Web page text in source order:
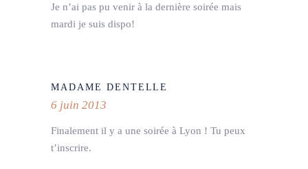
Je n’ai pas pu venir à la dernière soirée mais
mardi je suis dispo!
MADAME DENTELLE
6 juin 2013
Finalement il y a une soirée à Lyon ! Tu peux
t’inscrire.